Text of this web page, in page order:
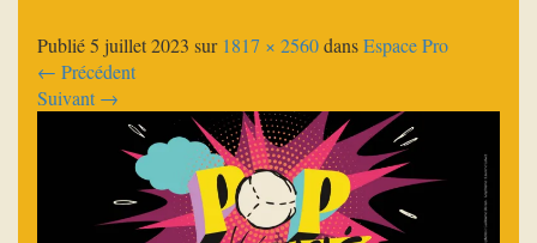
Publié5 juillet 2023 sur 1817 × 2560dansEspace Pro
← Précédent
Suivant →